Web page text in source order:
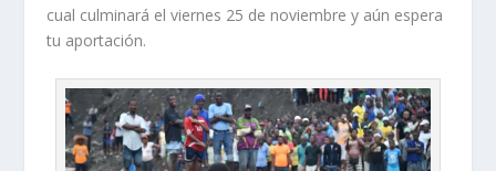
cual culminará el viernes 25 de noviembre y aún espera
tu aportación.